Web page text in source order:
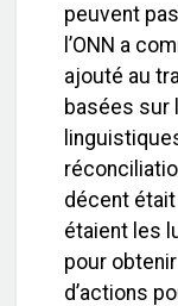
peuvent
l’ONN a
ajouté au
basées sur
décent
étaient les
pour
d’actions